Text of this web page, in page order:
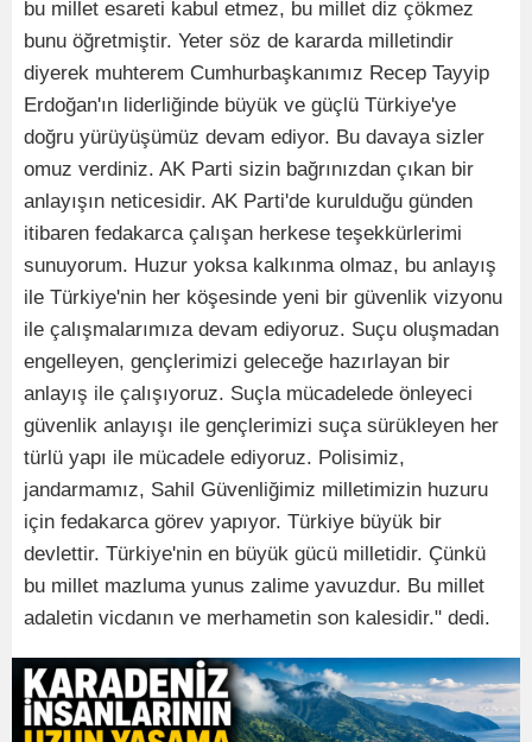
bu millet esareti kabul etmez, bu millet diz çökmez
bunu öğretmiştir. Yeter söz de kararda milletindir
diyerek muhterem Cumhurbaşkanımız Recep Tayyip
Erdoğan'ın liderliğinde büyük ve güçlü Türkiye'ye
doğru yürüyüşümüz devam ediyor. Bu davaya sizler
omuz verdiniz. AK Parti sizin bağrınızdan çıkan bir
anlayışın neticesidir. AK Parti'de kurulduğu günden
itibaren fedakarca çalışan herkese teşekkürlerimi
sunuyorum. Huzur yoksa kalkınma olmaz, bu anlayış
ile Türkiye'nin her köşesinde yeni bir güvenlik vizyonu
ile çalışmalarımıza devam ediyoruz. Suçu oluşmadan
engelleyen, gençlerimizi geleceğe hazırlayan bir
anlayış ile çalışıyoruz. Suçla mücadelede önleyeci
güvenlik anlayışı ile gençlerimizi suça sürükleyen her
türlü yapı ile mücadele ediyoruz. Polisimiz,
jandarmamız, Sahil Güvenliğimiz milletimizin huzuru
için fedakarca görev yapıyor. Türkiye büyük bir
devlettir. Türkiye'nin en büyük gücü milletidir. Çünkü
bu millet mazluma yunus zalime yavuzdur. Bu millet
adaletin vicdanın ve merhametin son kalesidir." dedi.